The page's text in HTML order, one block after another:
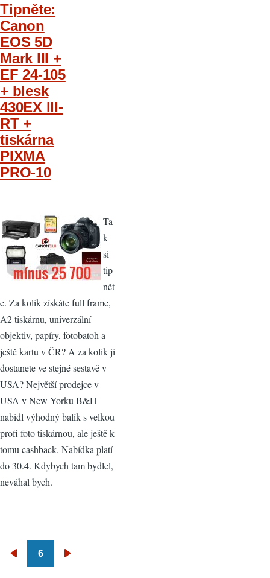
Tipněte:
Canon
EOS 5D
Mark III +
EF 24-105
+ blesk
430EX III-
RT +
tiskárna
PIXMA
PRO-10
Ta
k
si
tip
nět
e. Za kolik získáte full frame,
A2 tiskárnu, univerzální
objektiv, papíry, fotobatoh a
ještě kartu v ČR? A za kolik ji
dostanete ve stejné sestavě v
USA? Největší prodejce v
USA v New Yorku B&H
nabídl výhodný balík s velkou
profi foto tiskárnou, ale ještě k
tomu cashback. Nabídka platí
do 30.4. Kdybych tam bydlel,
neváhal bych.
Pagination
6